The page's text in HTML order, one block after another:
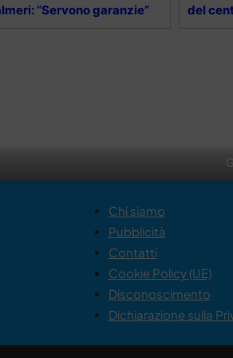
“Servono garanzie”
del
Chi siamo
Pubblicità
Contatti
Cookie Policy (UE)
Disconoscimento
Dichiarazione sulla